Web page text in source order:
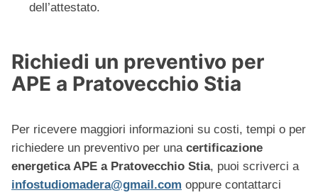
dell’attestato.
Richiedi un preventivo per
APE a Pratovecchio Stia
Per ricevere maggiori informazioni su costi, tempi o per
richiedere un preventivo per una certificazione
energetica APE a Pratovecchio Stia, puoi scriverci a
infostudiomadera@gmail.com oppure contattarci